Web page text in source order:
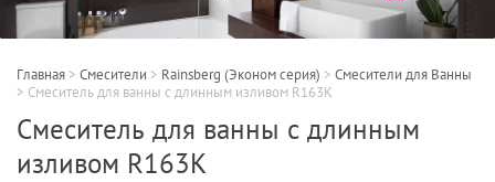
Главная > Смесители > Rainsberg (Эконом серия) > Смесители для Ванны
> Смеситель для ванны с длинным изливом R163K
Смеситель для ванны с длинным
изливом R163K